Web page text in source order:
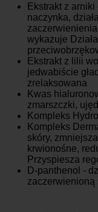
Ekstrakt z
naczynka,
wykazuje
Ekstrakt z lilii
jedwabiście
zrelaksowana
Kwas
zmarszczki,
Kompleks
Kompleks
skóry,
krwionośne,
Przyspiesza
D-panthenol -
zaczerwienioną